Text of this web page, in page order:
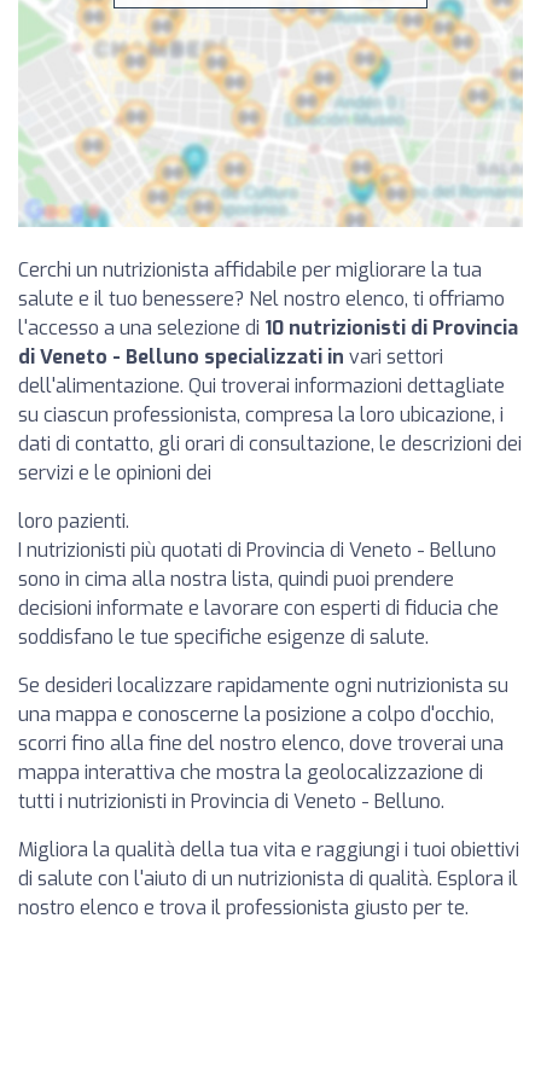
Cerchi un nutrizionista affidabile per migliorare la tua
salute e il tuo benessere? Nel nostro elenco, ti offriamo
l'accesso a una selezione di 10 nutrizionisti di Provincia
di Veneto - Belluno specializzati in vari settori
dell'alimentazione. Qui troverai informazioni dettagliate
su ciascun professionista, compresa la loro ubicazione, i
dati di contatto, gli orari di consultazione, le descrizioni dei
servizi e le opinioni dei
loro pazienti.
I nutrizionisti più quotati di Provincia di Veneto - Belluno
sono in cima alla nostra lista, quindi puoi prendere
decisioni informate e lavorare con esperti di fiducia che
soddisfano le tue specifiche esigenze di salute.
Se desideri localizzare rapidamente ogni nutrizionista su
una mappa e conoscerne la posizione a colpo d'occhio,
scorri fino alla fine del nostro elenco, dove troverai una
mappa interattiva che mostra la geolocalizzazione di
tutti i nutrizionisti in Provincia di Veneto - Belluno.
Migliora la qualità della tua vita e raggiungi i tuoi obiettivi
di salute con l'aiuto di un nutrizionista di qualità. Esplora il
nostro elenco e trova il professionista giusto per te.